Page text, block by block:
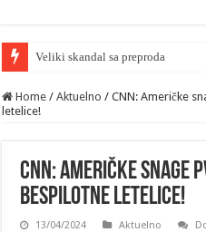
Home / Aktuelno / CNN: Američke
letelice!
CNN: Američke
bespilotne letelice!
13/04/2024 Aktuelno